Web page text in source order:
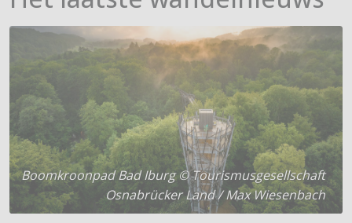
Boomkroonpad Bad Iburg © Tourismusgesellschaft
Osnabrücker Land / Max Wiesenbach